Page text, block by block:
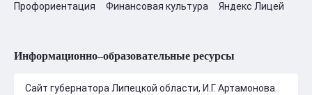
Профориентация
Финансовая культура Яндекс Лицей
Информационно–образовательные ресурсы
Сайт губернатора Липецкой области, И.Г. Артамонова